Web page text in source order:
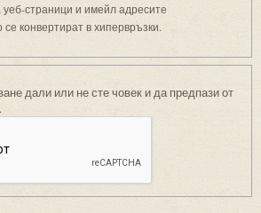
страници и имейл адресите
се конвертират в хипервръзки.
дали или не сте човек и да предпази от